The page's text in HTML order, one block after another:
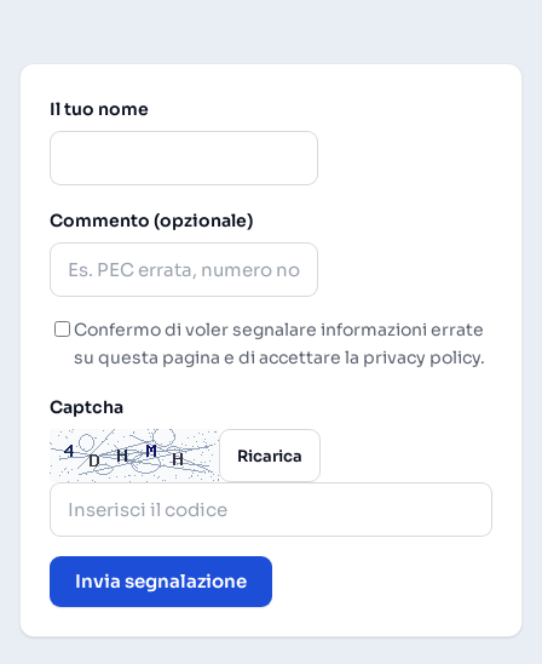
Il tuo nome
Commento (opzionale)
Confermo di voler segnalare informazioni errate
su questa pagina e di accettare la privacy policy.
Captcha
Ricarica
Invia segnalazione